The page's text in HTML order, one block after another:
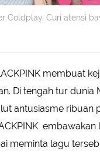
Coldplay. Curi atensi
membuat
Di tengah tur dunia
antusiasme ribuan
meminta lagu